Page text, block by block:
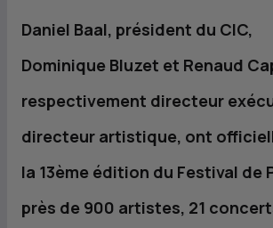
Daniel Baal, président du CIC,
Dominique Bluzet et Renaud
respectivement directeur
directeur artistique, ont
la 13ème édition du Festival de
près de 900 artistes, 21